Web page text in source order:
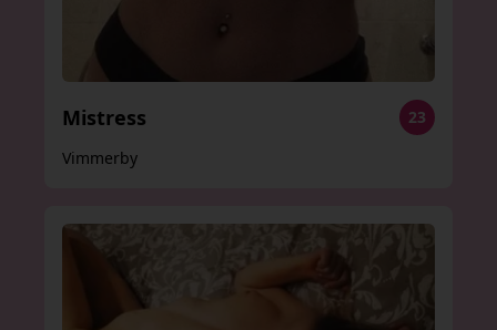
Mistress
23
Vimmerby